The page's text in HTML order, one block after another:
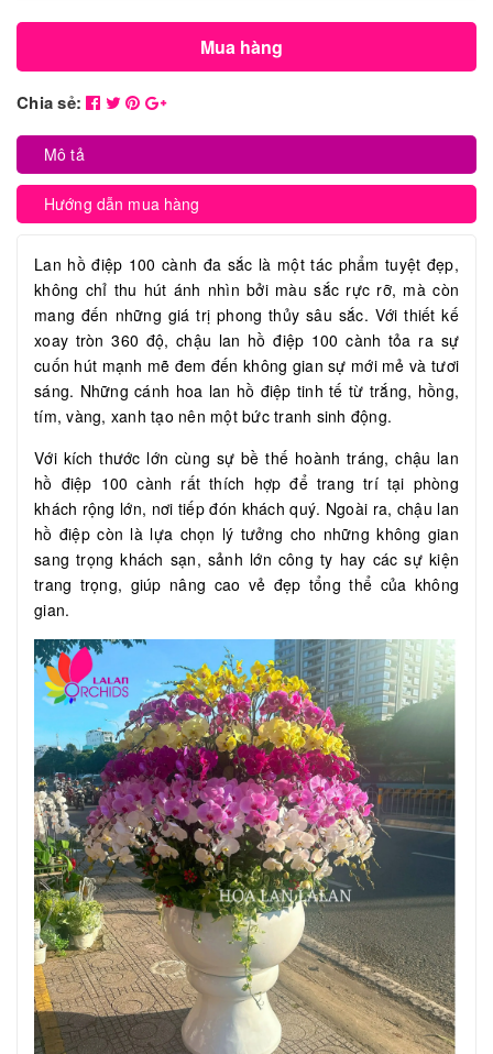
Mua hàng
Chia sẻ:
Mô tả
Hướng dẫn mua hàng
Lan hồ điệp 100 cành đa sắc là một tác phẩm tuyệt đẹp,
không chỉ thu hút ánh nhìn bởi màu sắc rực rỡ, mà còn
mang đến những giá trị phong thủy sâu sắc. Với thiết kế
xoay tròn 360 độ, chậu lan hồ điệp 100 cành tỏa ra sự
cuốn hút mạnh mẽ đem đến không gian sự mới mẻ và tươi
sáng. Những cánh hoa lan hồ điệp tinh tế từ trắng, hồng,
tím, vàng, xanh tạo nên một bức tranh sinh động.
Với kích thước lớn cùng sự bề thế hoành tráng, chậu lan
hồ điệp 100 cành rất thích hợp để trang trí tại phòng
khách rộng lớn, nơi tiếp đón khách quý. Ngoài ra, chậu lan
hồ điệp còn là lựa chọn lý tưởng cho những không gian
sang trọng khách sạn, sảnh lớn công ty hay các sự kiện
trang trọng, giúp nâng cao vẻ đẹp tổng thể của không
gian.